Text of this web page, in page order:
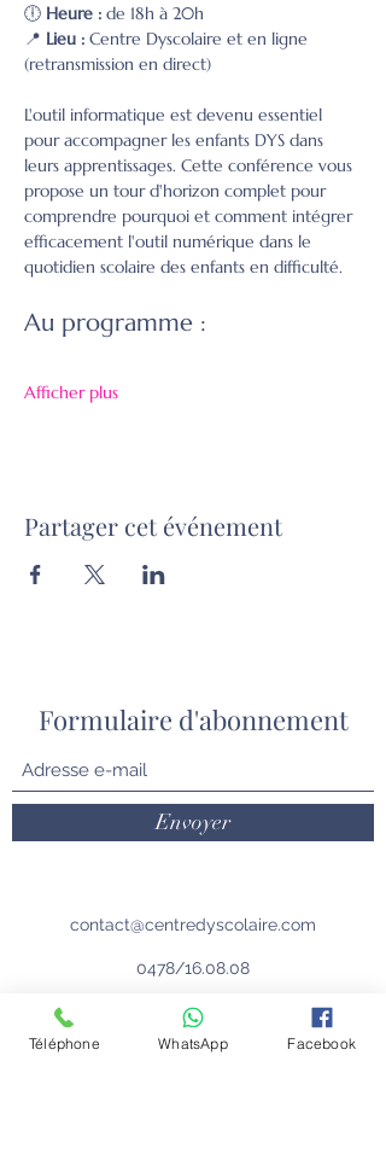
🕕 Heure : de 18h à 20h
📍 Lieu : Centre Dyscolaire et en ligne
(retransmission en direct)
L'outil informatique est devenu essentiel
pour accompagner les enfants DYS dans
leurs apprentissages. Cette conférence vous
propose un tour d'horizon complet pour
comprendre pourquoi et comment intégrer
efficacement l'outil numérique dans le
quotidien scolaire des enfants en difficulté.
Au programme :
Afficher plus
Partager cet événement
Formulaire d'abonnement
Envoyer
contact@centredyscolaire.com
0478/16.08.08
Conditions générale
Politique de confidentialité
Emplois
Téléphone WhatsApp Facebook